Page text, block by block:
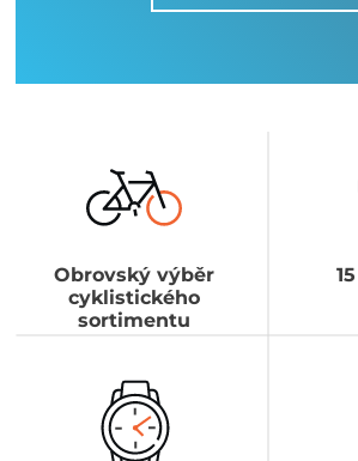
Obrovský výběr
cyklistického
sortimentu